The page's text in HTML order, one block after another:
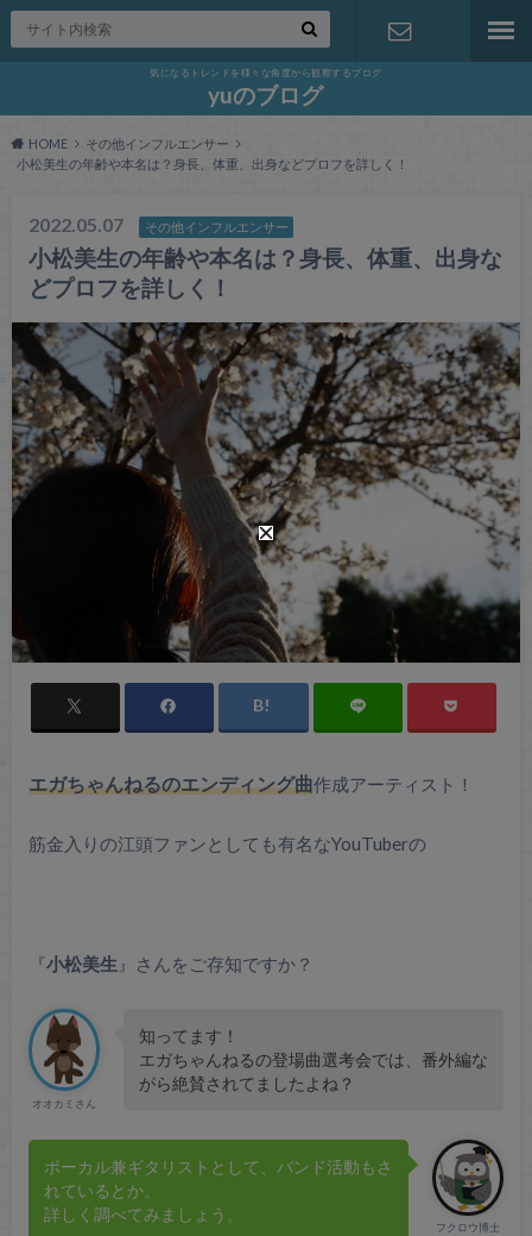
気になるトレンドを様々な角度から観察するブログ
yuのブログ
HOME
その他インフルエンサー
小松美生の年齢や本名は？身長、体重、出身などプロフを詳しく！
2022.05.07 その他インフルエンサー
小松美生の年齢や本名は？身長、体重、出身な
どプロフを詳しく！
エガちゃんねるのエンディング曲作成アーティスト！
筋金入りの江頭ファンとしても有名なYouTuberの
『小松美生 』さんをご存知ですか？
オオカミさん
知ってます！
エガちゃんねるの登場曲選考会では、番外編な
がら絶賛されてましたよね？
フクロウ博士
ボーカル兼ギタリストとして、バンド活動もさ
れているとか。
詳しく調べてみましょう。